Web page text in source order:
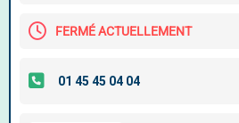
FERMÉ ACTUELLEMENT